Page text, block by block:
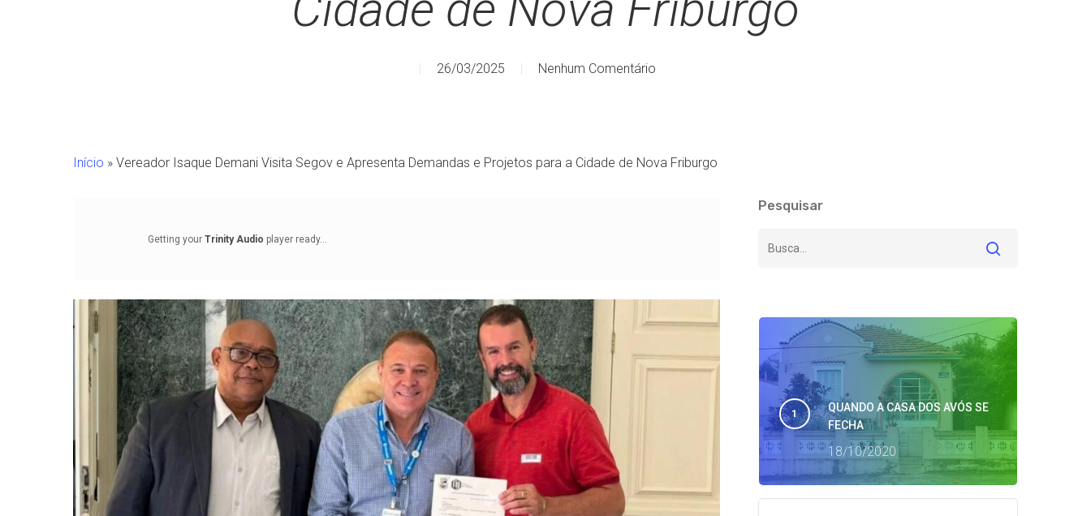
Pressione Enter para pesquisar ou ESC para fechar
26/03/2025 Nenhum Comentário
Início » Vereador Isaque Demani Visita Segov e Apresenta Demandas e Projetos para a Cidade de Nova Friburgo
Getting your Trinity Audio player ready...
Pesquisar
QUANDO A CASA DOS AVÓS SE
FECHA
18/10/2020